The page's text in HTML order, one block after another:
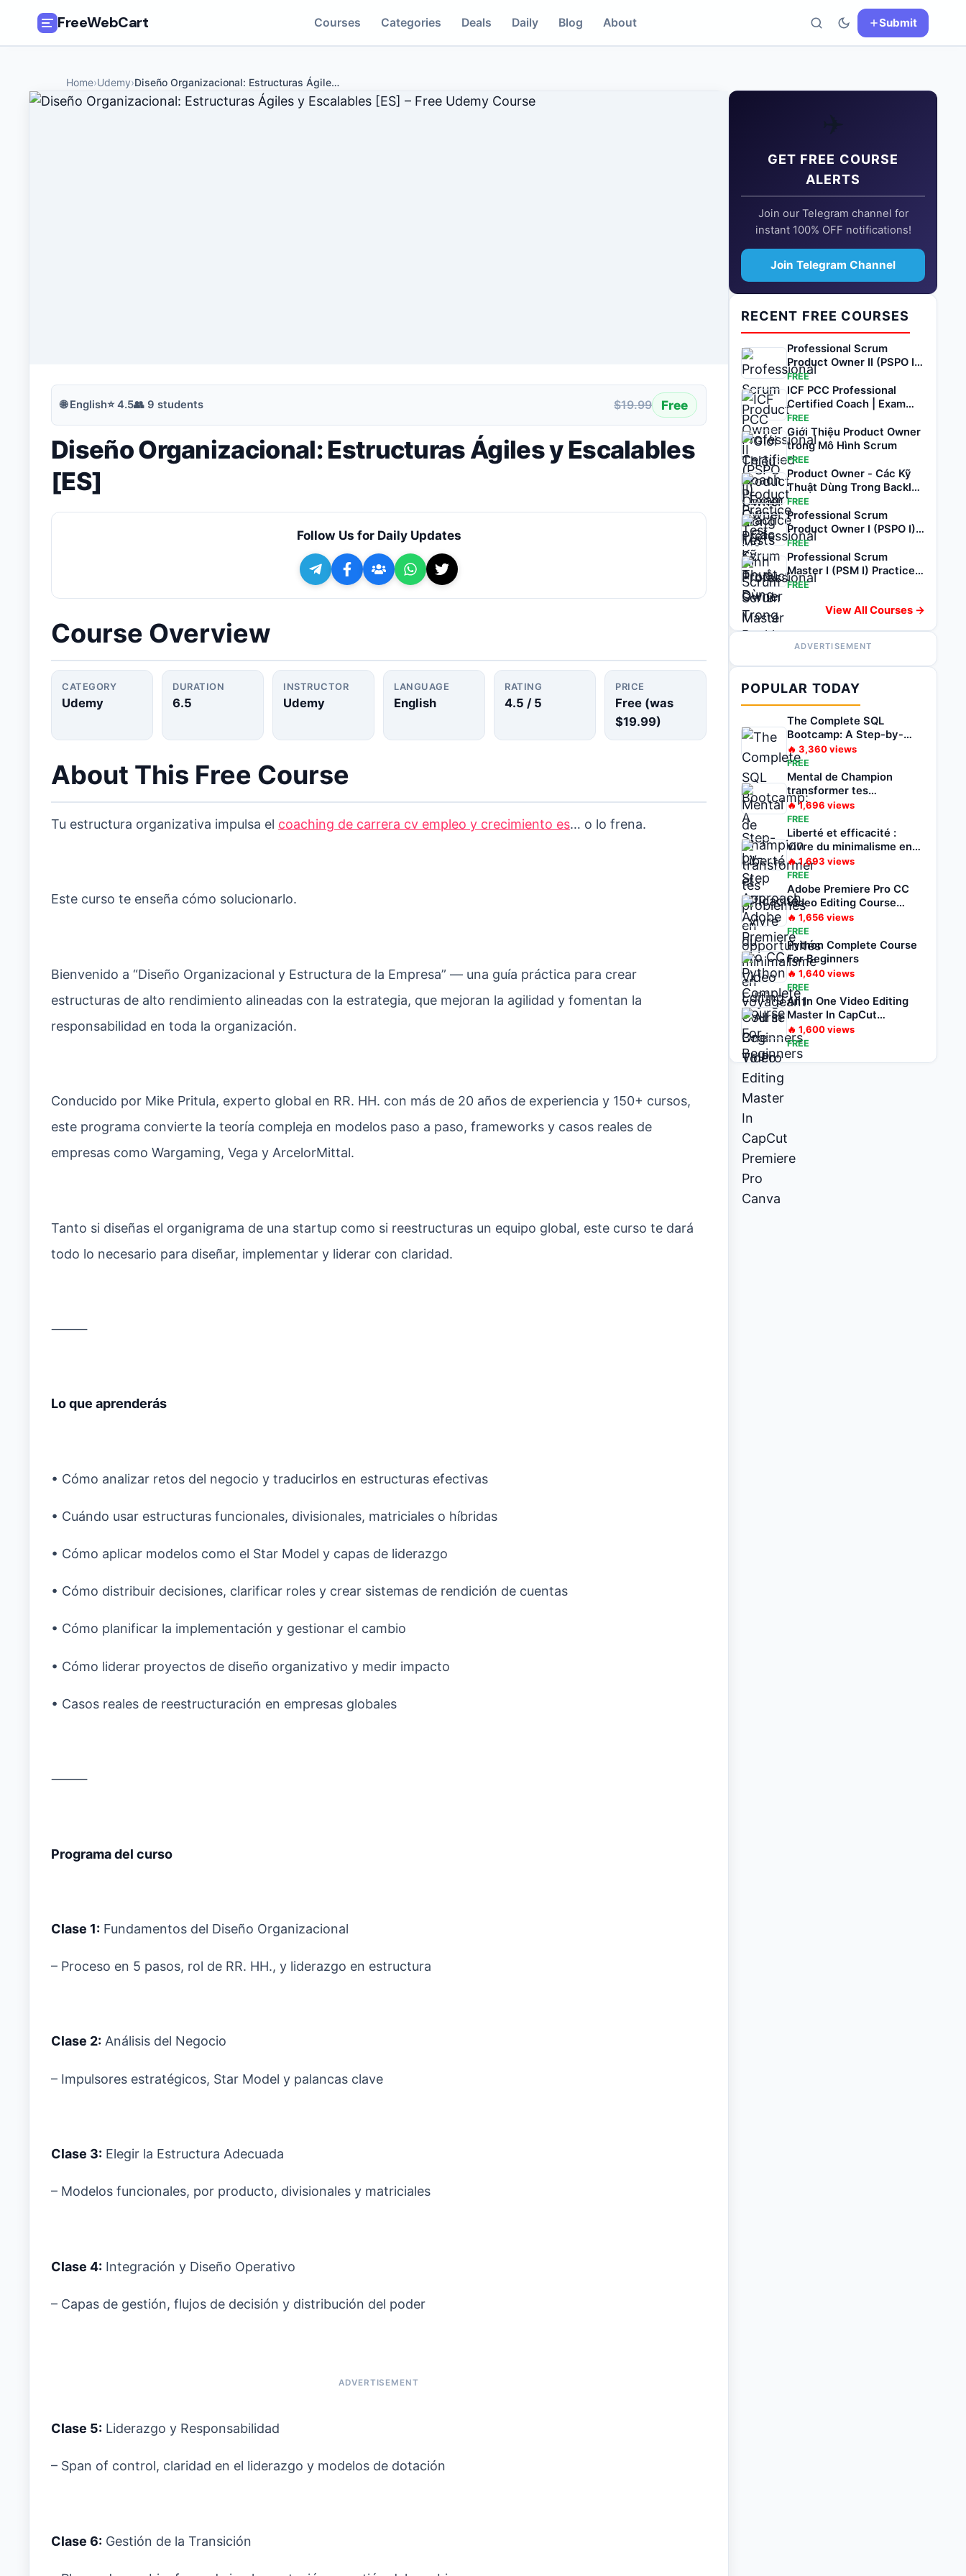
FreeWebCart Courses Categories Deals Daily Blog About Submit
Join Telegram for Daily Alerts
Home›Udemy›Diseño Organizacional: Estructuras Ágile…
🌐English⭐4.5👥 9 students $19.99 Free
Diseño Organizacional: Estructuras Ágiles y Escalables
[ES]
Follow Us for Daily Updates
Course Overview
CATEGORY
Udemy
DURATION
6.5
INSTRUCTOR
Udemy
LANGUAGE
English
RATING
4.5 / 5
PRICE
Free (was
$19.99)
About This Free Course
Tu estructura organizativa impulsa el coaching de carrera cv empleo y crecimiento es… o lo frena.
Este curso te enseña cómo solucionarlo.
Bienvenido a “Diseño Organizacional y Estructura de la Empresa” — una guía práctica para crear
estructuras de alto rendimiento alineadas con la estrategia, que mejoran la agilidad y fomentan la
responsabilidad en toda la organización.
Conducido por Mike Pritula, experto global en RR. HH. con más de 20 años de experiencia y 150+ cursos,
este programa convierte la teoría compleja en modelos paso a paso, frameworks y casos reales de
empresas como Wargaming, Vega y ArcelorMittal.
Tanto si diseñas el organigrama de una startup como si reestructuras un equipo global, este curso te dará
todo lo necesario para diseñar, implementar y liderar con claridad.
⸻
Lo que aprenderás
• Cómo analizar retos del negocio y traducirlos en estructuras efectivas
• Cuándo usar estructuras funcionales, divisionales, matriciales o híbridas
• Cómo aplicar modelos como el Star Model y capas de liderazgo
• Cómo distribuir decisiones, clarificar roles y crear sistemas de rendición de cuentas
• Cómo planificar la implementación y gestionar el cambio
• Cómo liderar proyectos de diseño organizativo y medir impacto
• Casos reales de reestructuración en empresas globales
⸻
Programa del curso
Clase 1: Fundamentos del Diseño Organizacional
– Proceso en 5 pasos, rol de RR. HH., y liderazgo en estructura
Clase 2: Análisis del Negocio
– Impulsores estratégicos, Star Model y palancas clave
Clase 3: Elegir la Estructura Adecuada
– Modelos funcionales, por producto, divisionales y matriciales
Clase 4: Integración y Diseño Operativo
– Capas de gestión, flujos de decisión y distribución del poder
Clase 5: Liderazgo y Responsabilidad
– Span of control, claridad en el liderazgo y modelos de dotación
Clase 6: Gestión de la Transición
✈️
GET FREE COURSE
ALERTS
Join our Telegram channel for
instant 100% OFF notifications!
Join Telegram Channel
RECENT FREE COURSES
Professional Scrum
Product Owner II (PSPO II)
Practice Test
FREE
ICF PCC Professional
Certified Coach | Exam
Practice Tests
FREE
Giới Thiệu Product Owner
trong Mô Hình Scrum
FREE
Product Owner - Các Kỹ
Thuật Dùng Trong Backlog
Refinement
FREE
Professional Scrum
Product Owner I (PSPO I)
Practice Test
FREE
Professional Scrum
Master I (PSM I) Practice
Question | 2024
FREE
View All Courses →
ADVERTISEMENT
POPULAR TODAY
The Complete SQL
Bootcamp: A Step-by-
Step Approach
🔥 3,360views
FREE
Mental de Champion
transformer tes
problèmes en
opportunités
🔥1,696 views
FREE
Liberté et efficacité :
vivre du minimalisme en
voyageant
🔥1,693 views
FREE
Adobe Premiere Pro CC
Video Editing Course
Beginners To Pro
🔥 1,656 views
FREE
Python Complete Course
For Beginners
🔥 1,640views
FREE
All In One Video Editing
Master In CapCut
Premiere Pro Canva
🔥 1,600views
FREE